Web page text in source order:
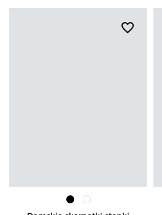
favorite_border